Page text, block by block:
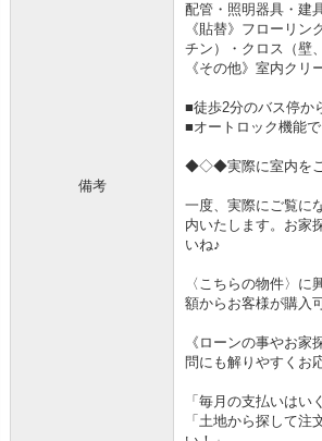
備考
配管・照明器具・建
《貼替》フローリ
チン）・クロス（壁
《その他》室内クリ
■徒歩2分のバス停か
■オートロック機能
◆◇◆実際に室内を
一度、実際にご覧に
内いたします。お家
いね♪
〈こちらの物件〉
額からお客様が購入
《ローンの事やお
問にも解りやすくお
「毎月の支払いはい
「土地から探して